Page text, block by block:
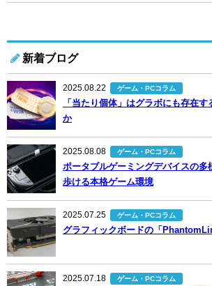
新着ブログ
2025.08.22 ゲーム・PCコラム
「当たり個体」はグラボにも存在
か
2025.08.08 ゲーム・PCコラム
ポータブルゲーミングデバイスの多
歩ける本格ゲーム環境
2025.07.25 ゲーム・PCコラム
グラフィックボードの「
2025.07.18 ゲーム・PCコラム